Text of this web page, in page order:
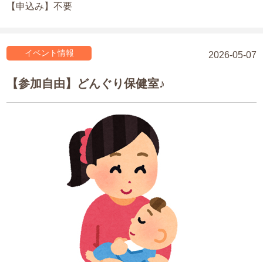
【申込み】不要
2026-05-07
イベント情報
【参加自由】どんぐり保健室♪